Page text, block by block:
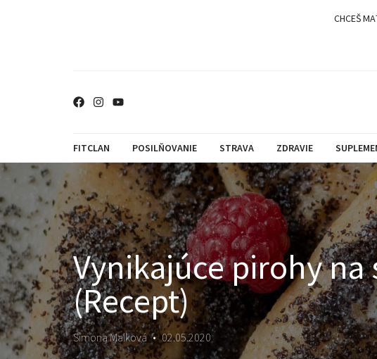
CHCEŠ
FITCLAN POSILŇOVANIE STRAVA ZDRAVIE
Vynikajúce pirohy
(Recept)
Simona Malková • 02.05.2020